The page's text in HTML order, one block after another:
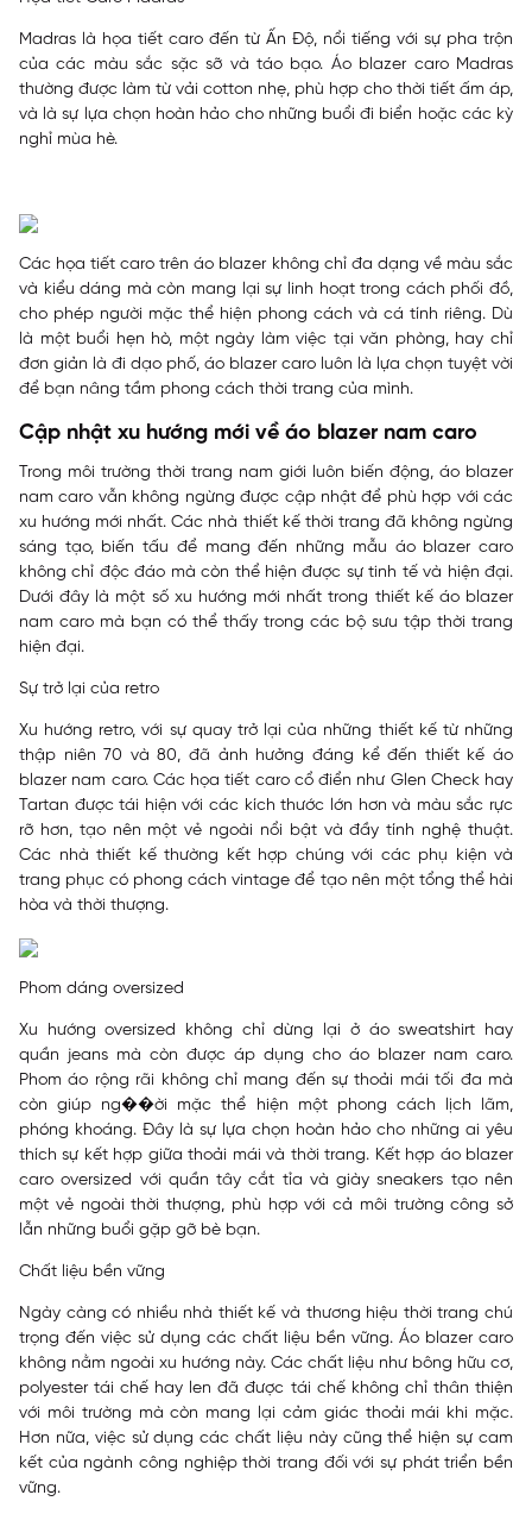
Madras là họa tiết caro đến từ Ấn Độ, nổi tiếng với sự pha trộn
của các màu sắc sặc sỡ và táo bạo. Áo blazer caro Madras
thường được làm từ vải cotton nhẹ, phù hợp cho thời tiết ấm áp,
và là sự lựa chọn hoàn hảo cho những buổi đi biển hoặc các kỳ
nghỉ mùa hè.
Các họa tiết caro trên áo blazer không chỉ đa dạng về màu sắc
và kiểu dáng mà còn mang lại sự linh hoạt trong cách phối đồ,
cho phép người mặc thể hiện phong cách và cá tính riêng. Dù
là một buổi hẹn hò, một ngày làm việc tại văn phòng, hay chỉ
đơn giản là đi dạo phố, áo blazer caro luôn là lựa chọn tuyệt vời
để bạn nâng tầm phong cách thời trang của mình.
Cập nhật xu hướng mới về áo blazer nam caro
Trong môi trường thời trang nam giới luôn biến động, áo blazer
nam caro vẫn không ngừng được cập nhật để phù hợp với các
xu hướng mới nhất. Các nhà thiết kế thời trang đã không ngừng
sáng tạo, biến tấu để mang đến những mẫu áo blazer caro
không chỉ độc đáo mà còn thể hiện được sự tinh tế và hiện đại.
Dưới đây là một số xu hướng mới nhất trong thiết kế áo blazer
nam caro mà bạn có thể thấy trong các bộ sưu tập thời trang
hiện đại.
Sự trở lại của retro
Xu hướng retro, với sự quay trở lại của những thiết kế từ những
thập niên 70 và 80, đã ảnh hưởng đáng kể đến thiết kế áo
blazer nam caro. Các họa tiết caro cổ điển như Glen Check hay
Tartan được tái hiện với các kích thước lớn hơn và màu sắc rực
rỡ hơn, tạo nên một vẻ ngoài nổi bật và đầy tính nghệ thuật.
Các nhà thiết kế thường kết hợp chúng với các phụ kiện và
trang phục có phong cách vintage để tạo nên một tổng thể hài
hòa và thời thượng.
Phom dáng oversized
Xu hướng oversized không chỉ dừng lại ở áo sweatshirt hay
quần jeans mà còn được áp dụng cho áo blazer nam caro.
Phom áo rộng rãi không chỉ mang đến sự thoải mái tối đa mà
còn giúp ng��ời mặc thể hiện một phong cách lịch lãm,
phóng khoáng. Đây là sự lựa chọn hoàn hảo cho những ai yêu
thích sự kết hợp giữa thoải mái và thời trang. Kết hợp áo blazer
caro oversized với quần tây cắt tỉa và giày sneakers tạo nên
một vẻ ngoài thời thượng, phù hợp với cả môi trường công sở
lẫn những buổi gặp gỡ bè bạn.
Chất liệu bền vững
Ngày càng có nhiều nhà thiết kế và thương hiệu thời trang chú
trọng đến việc sử dụng các chất liệu bền vững. Áo blazer caro
không nằm ngoài xu hướng này. Các chất liệu như bông hữu cơ,
polyester tái chế hay len đã được tái chế không chỉ thân thiện
với môi trường mà còn mang lại cảm giác thoải mái khi mặc.
Hơn nữa, việc sử dụng các chất liệu này cũng thể hiện sự cam
kết của ngành công nghiệp thời trang đối với sự phát triển bền
vững.